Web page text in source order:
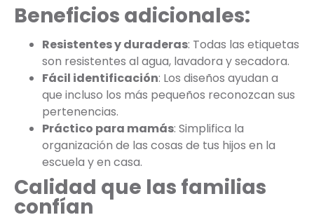
Beneficios adicionales:
Resistentes y duraderas: Todas las etiquetas
son resistentes al agua, lavadora y secadora.
Fácil identificación: Los diseños ayudan a
que incluso los más pequeños reconozcan sus
pertenencias.
Práctico para mamás: Simplifica la
organización de las cosas de tus hijos en la
escuela y en casa.
Calidad que las familias
confían